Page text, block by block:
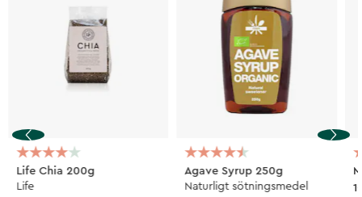
Life Chia 200g
Life
Agave Syrup 250g
Naturligt sötningsmedel